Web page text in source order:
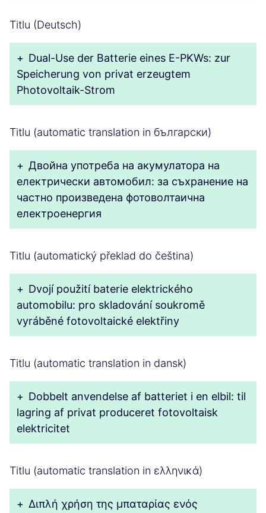
Titlu (Deutsch)
+ Dual-Use der Batterie eines E-PKWs: zur
Speicherung von privat erzeugtem
Photovoltaik-Strom
Titlu (automatic translation in български)
+ Двойна употреба на акумулатора на
електрически автомобил: за съхранение на
частно произведена фотоволтаична
електроенергия
Titlu (automatický překlad do čeština)
+ Dvojí použití baterie elektrického
automobilu: pro skladování soukromě
vyráběné fotovoltaické elektřiny
Titlu (automatic translation in dansk)
+ Dobbelt anvendelse af batteriet i en elbil: til
lagring af privat produceret fotovoltaisk
elektricitet
Titlu (automatic translation in ελληνικά)
+ Διπλή χρήση της μπαταρίας ενός